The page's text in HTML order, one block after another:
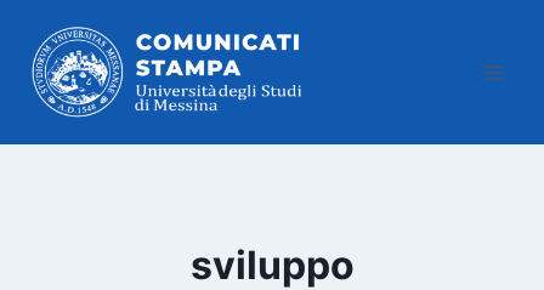
contenuto
sviluppo